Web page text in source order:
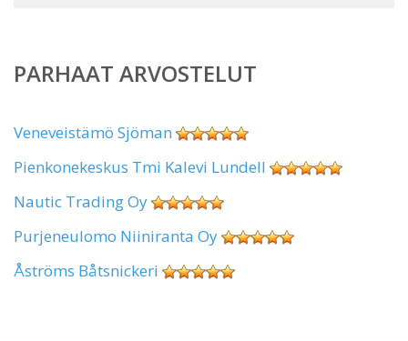
PARHAAT ARVOSTELUT
Veneveistämö Sjöman
Pienkonekeskus Tmi Kalevi Lundell
Nautic Trading Oy
Purjeneulomo Niiniranta Oy
Åströms Båtsnickeri